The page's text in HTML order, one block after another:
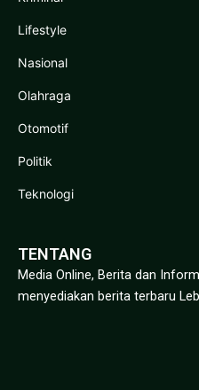
Lifestyle
Nasional
Olahraga
Otomotif
Politik
Teknologi
TENTANG
Media Online, Berita dan
menyediakan berita terbaru